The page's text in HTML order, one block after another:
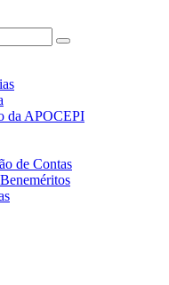
da APOCEPI
de Contas